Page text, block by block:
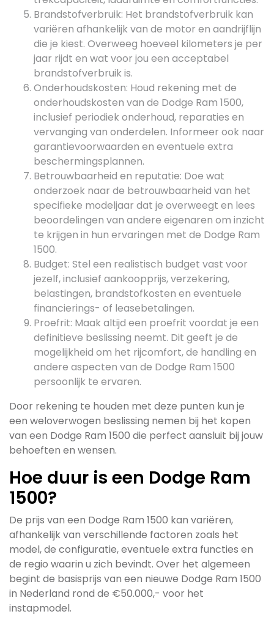
Brandstofverbruik: Het brandstofverbruik kan
variëren afhankelijk van de motor en aandrijflijn
die je kiest. Overweeg hoeveel kilometers je per
jaar rijdt en wat voor jou een acceptabel
brandstofverbruik is.
Onderhoudskosten: Houd rekening met de
onderhoudskosten van de Dodge Ram 1500,
inclusief periodiek onderhoud, reparaties en
vervanging van onderdelen. Informeer ook naar
garantievoorwaarden en eventuele extra
beschermingsplannen.
Betrouwbaarheid en reputatie: Doe wat
onderzoek naar de betrouwbaarheid van het
specifieke modeljaar dat je overweegt en lees
beoordelingen van andere eigenaren om inzicht
te krijgen in hun ervaringen met de Dodge Ram
1500.
Budget: Stel een realistisch budget vast voor
jezelf, inclusief aankoopprijs, verzekering,
belastingen, brandstofkosten en eventuele
financierings- of leasebetalingen.
Proefrit: Maak altijd een proefrit voordat je een
definitieve beslissing neemt. Dit geeft je de
mogelijkheid om het rijcomfort, de handling en
andere aspecten van de Dodge Ram 1500
persoonlijk te ervaren.
Door rekening te houden met deze punten kun je
een weloverwogen beslissing nemen bij het kopen
van een Dodge Ram 1500 die perfect aansluit bij jouw
behoeften en wensen.
Hoe duur is een Dodge Ram
1500?
De prijs van een Dodge Ram 1500 kan variëren,
afhankelijk van verschillende factoren zoals het
model, de configuratie, eventuele extra functies en
de regio waarin u zich bevindt. Over het algemeen
begint de basisprijs van een nieuwe Dodge Ram 1500
in Nederland rond de €50.000,- voor het
instapmodel.